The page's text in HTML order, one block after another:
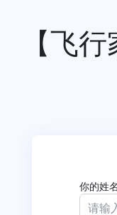
【飞
你的姓名